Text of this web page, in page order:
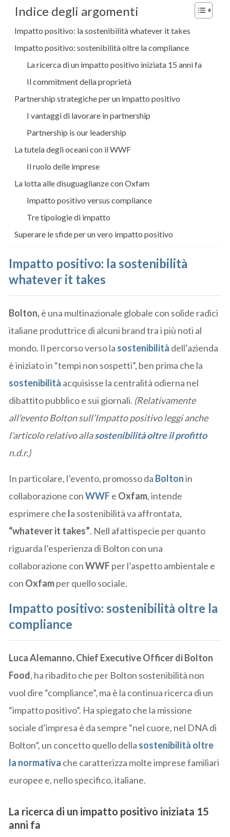
Indice degli argomenti
Impatto positivo: la sostenibilità whatever it takes
Impatto positivo: sostenibilità oltre la compliance
La ricerca di un impatto positivo iniziata 15 anni fa
Il commitment della proprietà
Partnership strategiche per un impatto positivo
I vantaggi di lavorare in partnership
Partnership is our leadership
La tutela degli oceani con il WWF
Il ruolo delle imprese
La lotta alle disuguaglianze con Oxfam
Impatto positivo versus compliance
Tre tipologie di impatto
Superare le sfide per un vero impatto positivo
Impatto positivo: la sostenibilità
whatever it takes
Bolton,è una multinazionale globale con solide radici
italiane produttrice di alcuni brand tra i più noti al
mondo. Il percorso verso la sostenibilità dell’azienda
è iniziato in “tempi non sospetti”, ben prima che la
sostenibilità acquisisse la centralità odierna nel
dibattito pubblico e sui giornali. (Relativamente
all’evento Bolton sull’Impatto positivo leggi anche
l’articolo relativo allasostenibilità oltre il profitto
n.d.r.)
In particolare, l’evento, promosso da Boltonin
collaborazione conWWF e Oxfam, intende
esprimere che la sostenibilità va affrontata,
“whatever it takes”. Nell afattispecie per quanto
riguarda l’esperienza di Bolton con una
collaborazione conWWF per l’aspetto ambientale e
con Oxfamper quello sociale.
Impatto positivo: sostenibilità oltre la
compliance
Luca Alemanno, Chief Executive Officer di Bolton
Food, ha ribadito che per Bolton sostenibilità non
vuol dire “compliance”, ma è la continua ricerca di un
“impatto positivo”. Ha spiegato che la missione
sociale d’impresa è da sempre “nel cuore, nel DNA di
Bolton”, un concetto quello della sostenibilità oltre
la normativa che caratterizza molte imprese familiari
europee e, nello specifico, italiane.
La ricerca di un impatto positivo iniziata 15
anni fa